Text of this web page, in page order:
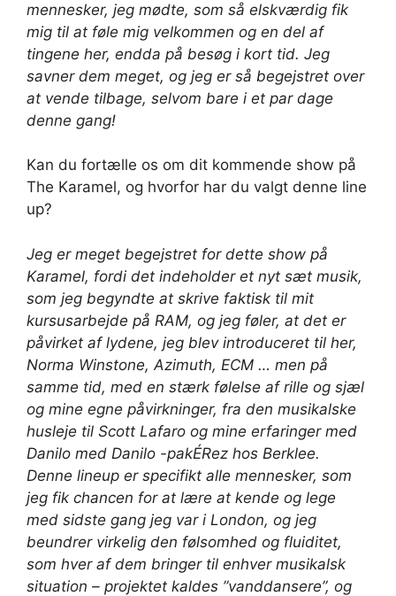
mennesker, jeg mødte, som så elskværdig fik
mig til at føle mig velkommen og en del af
tingene her, endda på besøg i kort tid. Jeg
savner dem meget, og jeg er så begejstret over
at vende tilbage, selvom bare i et par dage
denne gang!
Kan du fortælle os om dit kommende show på
The Karamel, og hvorfor har du valgt denne line
up?
Jeg er meget begejstret for dette show på
Karamel, fordi det indeholder et nyt sæt musik,
som jeg begyndte at skrive faktisk til mit
kursusarbejde på RAM, og jeg føler, at det er
påvirket af lydene, jeg blev introduceret til her,
Norma Winstone, Azimuth, ECM … men på
samme tid, med en stærk følelse af rille og sjæl
og mine egne påvirkninger, fra den musikalske
husleje til Scott Lafaro og mine erfaringer med
Danilo med Danilo -pakÉRez hos Berklee.
Denne lineup er specifikt alle mennesker, som
jeg fik chancen for at lære at kende og lege
med sidste gang jeg var i London, og jeg
beundrer virkelig den følsomhed og fluiditet,
som hver af dem bringer til enhver musikalsk
situation – projektet kaldes ”vanddansere”, og